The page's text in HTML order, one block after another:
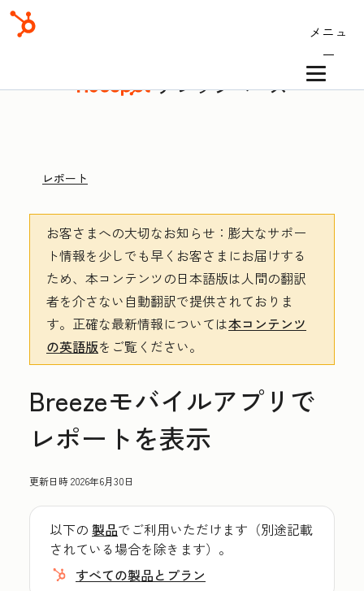
メニュ
ー
ナレッジベース
レポート
お客さまへの大切なお知らせ ：膨大なサポー
ト情報を少しでも早くお客さまにお届けする
ため、本コンテンツの日本語版は人間の翻訳
者を介さない自動翻訳で提供されておりま
す。 正確な最新情報については本コンテンツ
の英語版をご覧ください。
Breezeモバイルアプリで
レポートを表示
更新日時2026年6月30日
以下の 製品でご利用いただけます（別途記載
されている場合を除きます）。
すべての製品とプラン